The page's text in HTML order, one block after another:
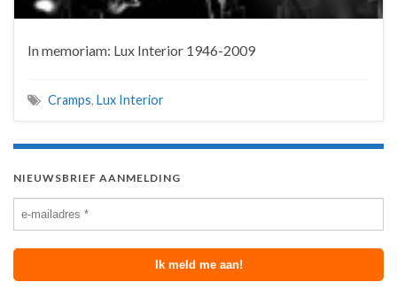
In memoriam: Lux Interior 1946-2009
Cramps, Lux Interior
NIEUWSBRIEF AANMELDING